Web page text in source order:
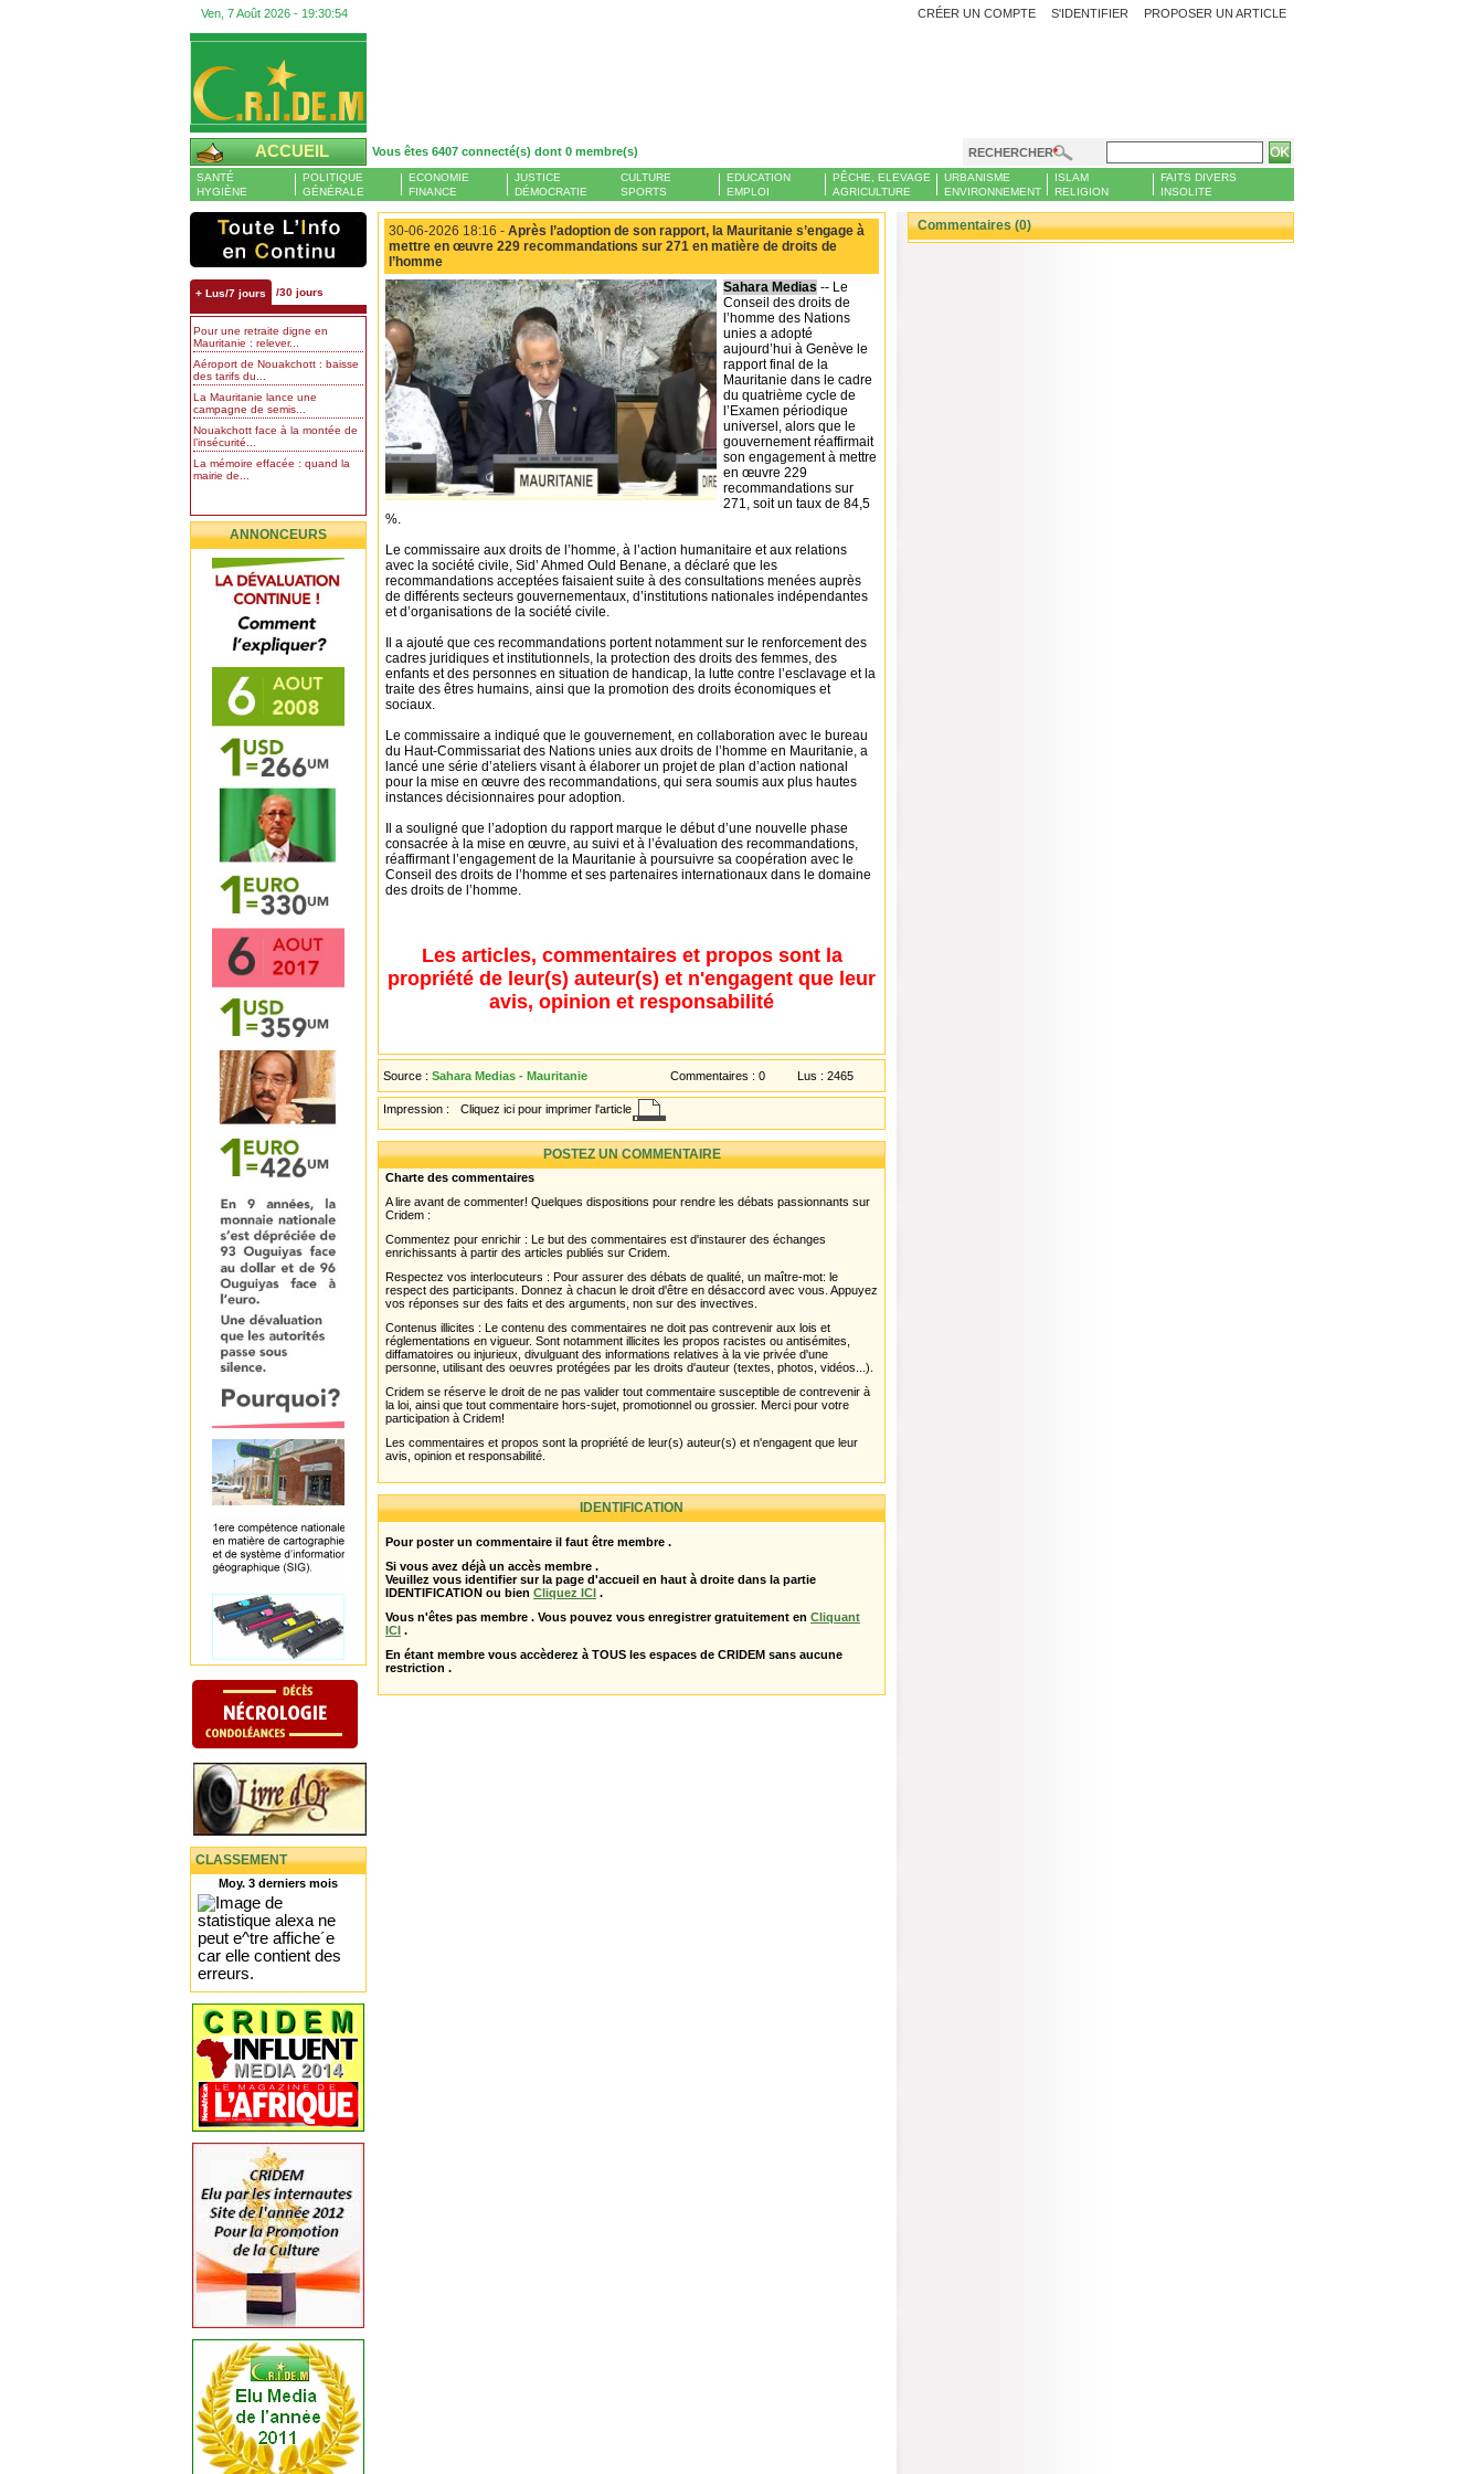
Ven, 7 Août 2026 - 19:30:55 PROPOSER UN ARTICLE
CRÉER UN COMPTE S'IDENTIFIER
ACCUEIL Vous êtes 6407 connecté(s) dont 0 membre(s) RECHERCHER
SANTÉ
HYGIÈNE
POLITIQUE
GÉNÉRALE
ECONOMIE
FINANCE
JUSTICE
DÉMOCRATIE
CULTURE
SPORTS
EDUCATION
EMPLOI
PÊCHE, ELEVAGE
AGRICULTURE
URBANISME
ENVIRONNEMENT
ISLAM
RELIGION
FAITS DIVERS
INSOLITE
+ Lus/7 jours /30 jours
Pour une retraite digne en
Mauritanie : relever...
Aéroport de Nouakchott : baisse
des tarifs du...
La Mauritanie lance une
campagne de semis...
Nouakchott face à la montée de
l’insécurité...
La mémoire effacée : quand la
mairie de...
ANNONCEURS
CLASSEMENT
Moy. 3 derniers mois
30-06-2026 18:16 - Après l’adoption de son rapport, la Mauritanie s’engage à
mettre en œuvre 229 recommandations sur 271 en matière de droits de
l’homme
Sahara Medias -- Le
Conseil des droits de
l’homme des Nations
unies a adopté
aujourd’hui à Genève le
rapport final de la
Mauritanie dans le cadre
du quatrième cycle de
l’Examen périodique
universel, alors que le
gouvernement réaffirmait
son engagement à mettre
en œuvre 229
recommandations sur
271, soit un taux de 84,5
%.
Le commissaire aux droits de l’homme, à l’action humanitaire et aux relations
avec la société civile, Sid’ Ahmed Ould Benane, a déclaré que les
recommandations acceptées faisaient suite à des consultations menées auprès
de différents secteurs gouvernementaux, d’institutions nationales indépendantes
et d’organisations de la société civile.
Il a ajouté que ces recommandations portent notamment sur le renforcement des
cadres juridiques et institutionnels, la protection des droits des femmes, des
enfants et des personnes en situation de handicap, la lutte contre l’esclavage et la
traite des êtres humains, ainsi que la promotion des droits économiques et
sociaux.
Le commissaire a indiqué que le gouvernement, en collaboration avec le bureau
du Haut-Commissariat des Nations unies aux droits de l’homme en Mauritanie, a
lancé une série d’ateliers visant à élaborer un projet de plan d’action national
pour la mise en œuvre des recommandations, qui sera soumis aux plus hautes
instances décisionnaires pour adoption.
Il a souligné que l’adoption du rapport marque le début d’une nouvelle phase
consacrée à la mise en œuvre, au suivi et à l’évaluation des recommandations,
réaffirmant l’engagement de la Mauritanie à poursuivre sa coopération avec le
Conseil des droits de l’homme et ses partenaires internationaux dans le domaine
des droits de l’homme.
Les articles, commentaires et propos sont la
propriété de leur(s) auteur(s) et n'engagent que leur
avis, opinion et responsabilité
Source : Sahara Medias - Mauritanie Commentaires : 0 Lus : 2465
Impression : Cliquez ici pour imprimer l'article
POSTEZ UN COMMENTAIRE
Charte des commentaires
A lire avant de commenter! Quelques dispositions pour rendre les débats passionnants sur
Cridem :
Commentez pour enrichir : Le but des commentaires est d'instaurer des échanges
enrichissants à partir des articles publiés sur Cridem.
Respectez vos interlocuteurs : Pour assurer des débats de qualité, un maître-mot: le
respect des participants. Donnez à chacun le droit d'être en désaccord avec vous. Appuyez
vos réponses sur des faits et des arguments, non sur des invectives.
Contenus illicites : Le contenu des commentaires ne doit pas contrevenir aux lois et
réglementations en vigueur. Sont notamment illicites les propos racistes ou antisémites,
diffamatoires ou injurieux, divulguant des informations relatives à la vie privée d'une
personne, utilisant des oeuvres protégées par les droits d'auteur (textes, photos, vidéos...).
Cridem se réserve le droit de ne pas valider tout commentaire susceptible de contrevenir à
la loi, ainsi que tout commentaire hors-sujet, promotionnel ou grossier. Merci pour votre
participation à Cridem!
Les commentaires et propos sont la propriété de leur(s) auteur(s) et n'engagent que leur
avis, opinion et responsabilité.
IDENTIFICATION
Pour poster un commentaire il faut être membre .
Si vous avez déjà un accès membre .
Veuillez vous identifier sur la page d'accueil en haut à droite dans la partie
IDENTIFICATION ou bien Cliquez ICI .
Vous n'êtes pas membre . Vous pouvez vous enregistrer gratuitement en Cliquant
ICI .
En étant membre vous accèderez à TOUS les espaces de CRIDEM sans aucune
restriction .
Commentaires (0)